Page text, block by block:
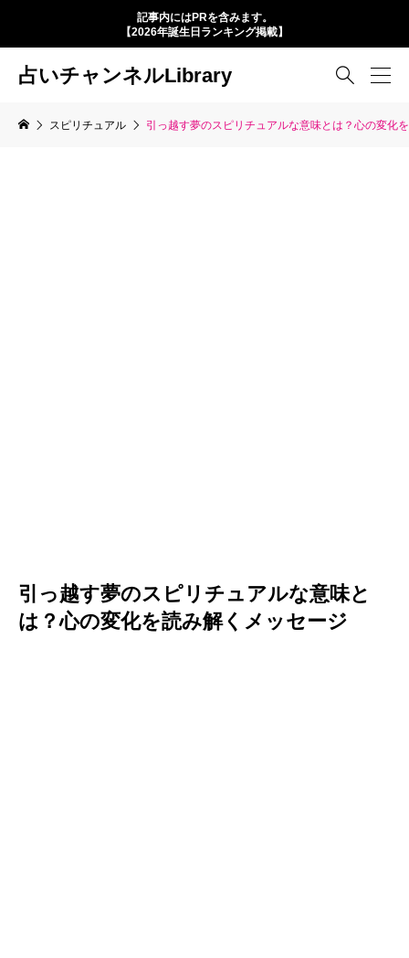
記事内にはPRを含みます。
【2026年誕生日ランキング掲載】
占いチャンネルLibrary 
スピリチュアル 引っ越す夢のスピリチュアルな意味とは？心の変化
引っ越す夢のスピリチュアルな意味と
は？心の変化を読み解くメッセージ